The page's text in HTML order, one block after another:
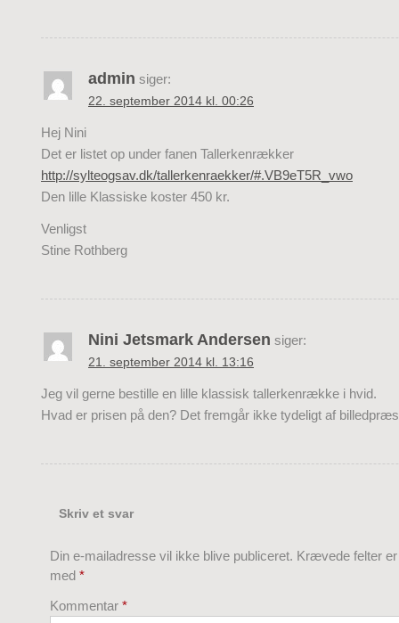
admin siger:
22. september 2014 kl. 00:26
Hej Nini
Det er listet op under fanen Tallerkenrækker
http://sylteogsav.dk/tallerkenraekker/#.VB9eT5R_vwo
Den lille Klassiske koster 450 kr.
Venligst
Stine Rothberg
Nini Jetsmark Andersen siger:
21. september 2014 kl. 13:16
Jeg vil gerne bestille en lille klassisk tallerkenrække i hvid.
Hvad er prisen på den? Det fremgår ikke tydeligt af
Skriv et svar
Din e-mailadresse vil ikke blive publiceret. Krævede felter
med *
Kommentar *